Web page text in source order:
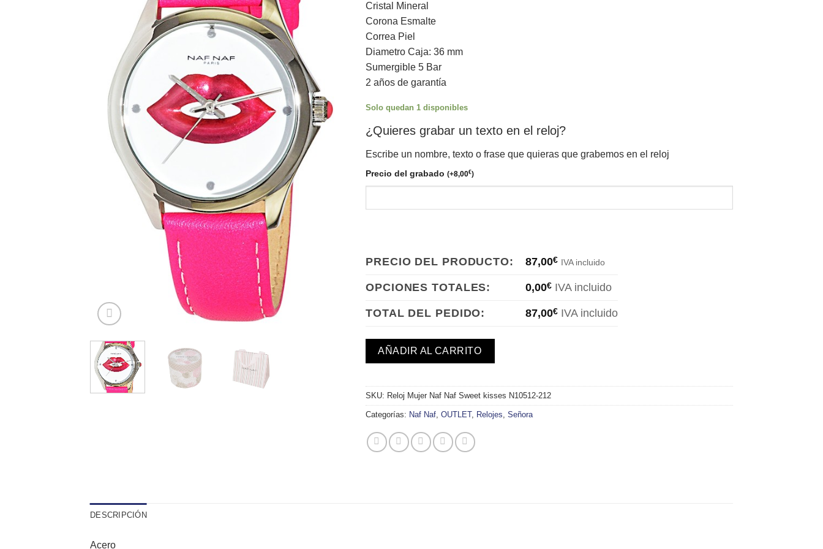
Cristal Mineral
Corona Esmalte
Correa Piel
Diametro Caja: 36 mm
Sumergible 5 Bar
2 años de garantía
Solo quedan 1 disponibles
¿Quieres grabar un texto en el reloj?
Escribe un nombre, texto o frase que quieras que grabemos en el reloj
Precio del grabado (+8,00€)
PRECIO DEL PRODUCTO: 87,00€ IVA incluido
OPCIONES TOTALES: 0,00€ IVA incluido
TOTAL DEL PEDIDO: 87,00€ IVA incluido
AÑADIR AL CARRITO
SKU: Reloj Mujer Naf Naf Sweet kisses N10512-212
Categorías: Naf Naf OUTLET, Relojes Señora
DESCRIPCIÓN
Acero